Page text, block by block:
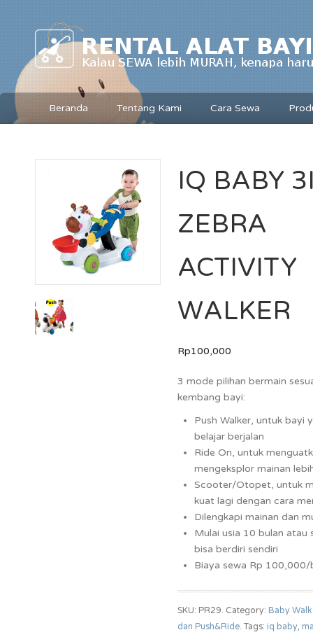
Beranda Tentang Kami Cara Sewa
IQ BABY
ZEBRA
ACTIVITY
WALKER
Rp100,000
3 mode pilihan bermain
kembang bayi:
Push Walker, untuk bayi
belajar berjalan
Ride On, untuk
mengeksplor mainan
Scooter/Otopet, untuk
kuat lagi dengan cara
Dilengkapi mainan dan
Mulai usia 10 bulan atau
bisa berdiri sendiri
Biaya sewa Rp 100,000/
SKU: PR29. Category: Baby
dan Push&Ride. Tags: iq baby,